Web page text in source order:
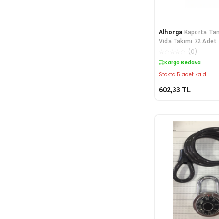
Alhonga Kaporta
Vida Takımı 72 Adet
(0)
Kargo Bedava
Stokta 5 adet kaldı.
602,33 TL